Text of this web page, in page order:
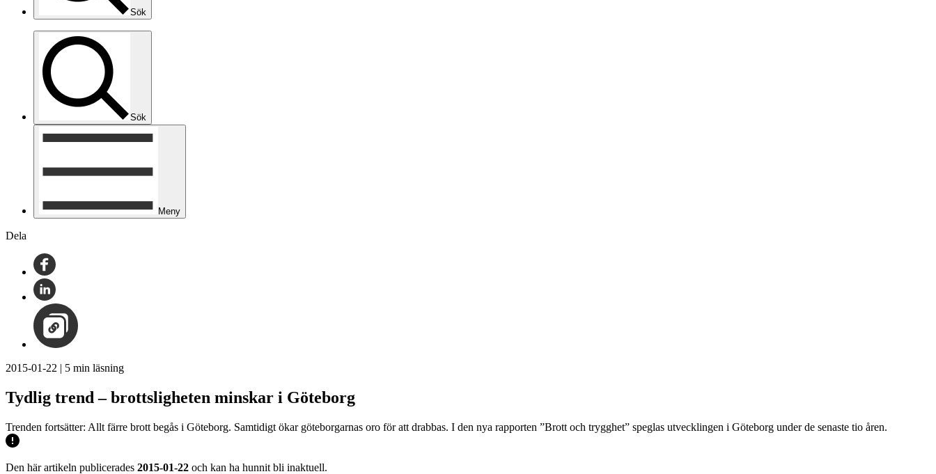
Sök
Sök
Meny
Dela
2015-01-22 | 5 min läsning
Tydlig trend – brottsligheten minskar i Göteborg
Trenden fortsätter: Allt färre brott begås i Göteborg. Samtidigt ökar göteborgarnas oro för att drabbas. I den nya rapporten ”Brott och trygghet” speglas utvecklingen i Göteborg under de senaste tio åren.
Den här artikeln publicerades 2015-01-22 och kan ha hunnit bli inaktuell.